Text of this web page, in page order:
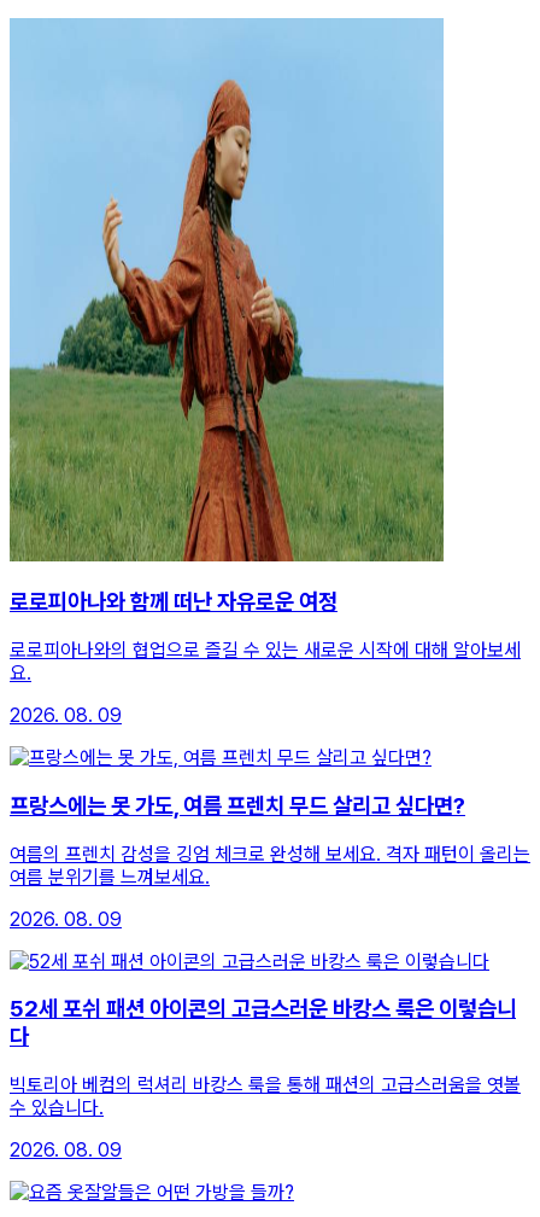
로로피아나와 함께 떠난 자유로운 여정
로로피아나와의 협업으로 즐길 수 있는 새로운 시작에 대해 알아보세
요.
2026. 08. 09
프랑스에는 못 가도, 여름 프렌치 무드 살리고 싶다면?
여름의 프렌치 감성을 깅엄 체크로 완성해 보세요. 격자 패턴이 올리는
여름 분위기를 느껴보세요.
2026. 08. 09
52세 포쉬 패션 아이콘의 고급스러운 바캉스 룩은 이렇습니
다
빅토리아 베컴의 럭셔리 바캉스 룩을 통해 패션의 고급스러움을 엿볼
수 있습니다.
2026. 08. 09